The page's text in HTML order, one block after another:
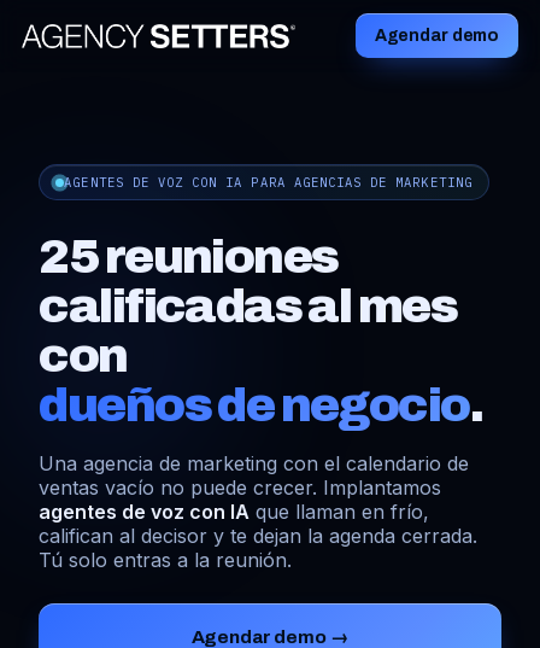
Agendar demo
AGENTES DE VOZ CON IA PARA AGENCIAS DE MARKETING
25reuniones
calificadasalmes
con
dueños de negocio.
Una agencia de marketing con el calendario de
ventas vacío no puede crecer. Implantamos
agentes de voz con IA que llaman en frío,
califican al decisor y te dejan la agenda cerrada.
Tú solo entras a la reunión.
Agendar demo →